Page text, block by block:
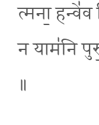
त्मना॒ हन्वे॑व
न याम॑नि
॥